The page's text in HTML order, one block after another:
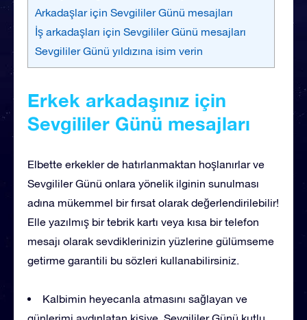
Arkadaşlar için Sevgililer Günü mesajları
İş arkadaşları için Sevgililer Günü mesajları
Sevgililer Günü yıldızına isim verin
Erkek arkadaşınız için
Sevgililer Günü mesajları
Elbette erkekler de hatırlanmaktan hoşlanırlar ve
Sevgililer Günü onlara yönelik ilginin sunulması
adına mükemmel bir fırsat olarak değerlendirilebilir!
Elle yazılmış bir tebrik kartı veya kısa bir telefon
mesajı olarak sevdiklerinizin yüzlerine gülümseme
getirme garantili bu sözleri kullanabilirsiniz.
Kalbimin heyecanla atmasını sağlayan ve